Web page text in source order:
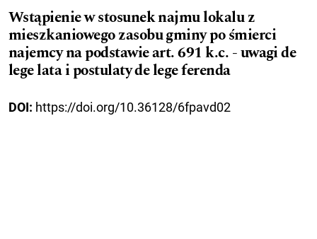
Wstąpienie w stosunek najmu lokalu z
mieszkaniowego zasobu gminy po śmierci
najemcy na podstawie art. 691 k.c. - uwagi de
lege lata i postulaty de lege ferenda
DOI: https://doi.org/10.36128/6fpavd02